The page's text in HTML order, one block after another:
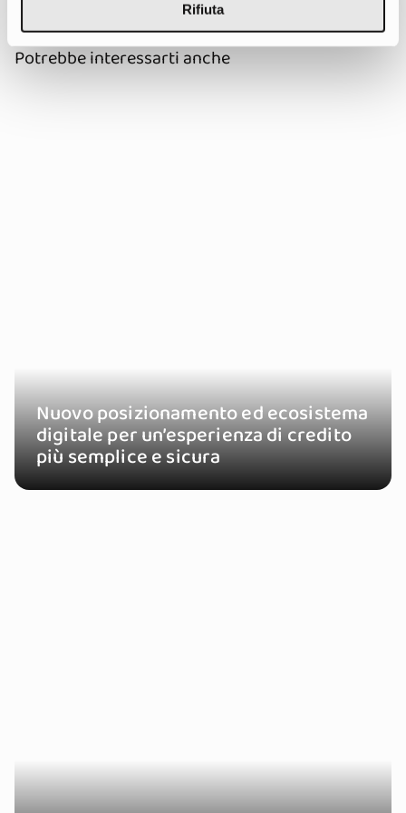
Rifiuta
Potrebbe interessarti anche
Nuovo posizionamento ed ecosistema
digitale per un’esperienza di credito
più semplice e sicura